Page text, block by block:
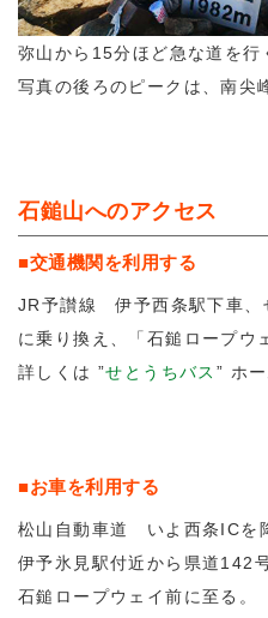
弥山から15分ほど急な道を行
写真の後ろのピークは、南尖
石鎚山へのアクセス
■交通機関を利用する
JR予讃線 伊予西条駅下車、
に乗り換え、「石鎚ロープウ
詳しくは ”せとうちバス ” ホ
■お車を利用する
松山自動車道 いよ西条ICを
伊予氷見駅付近から県道142
石鎚ロープウェイ前に至る。